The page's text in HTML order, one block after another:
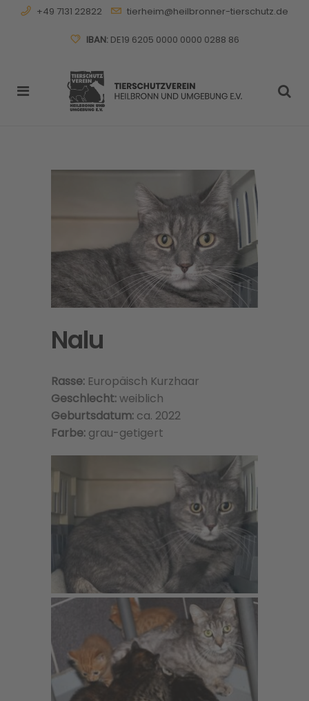
+49 7131 22822 tierheim@heilbronner-tierschutz.de
IBAN:DE19 6205 0000 0000 0288 86
Nalu
Rasse: Europäisch Kurzhaar
Geschlecht:weiblich
Geburtsdatum: ca. 2022
Farbe: grau-getigert